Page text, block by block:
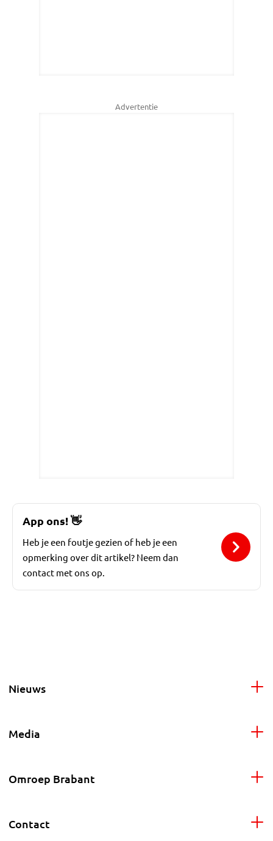
Advertentie
App ons!👋
Heb je een foutje gezien of heb je een
opmerking over dit artikel? Neem dan
contact met ons op.
Nieuws
Media
Omroep Brabant
Contact